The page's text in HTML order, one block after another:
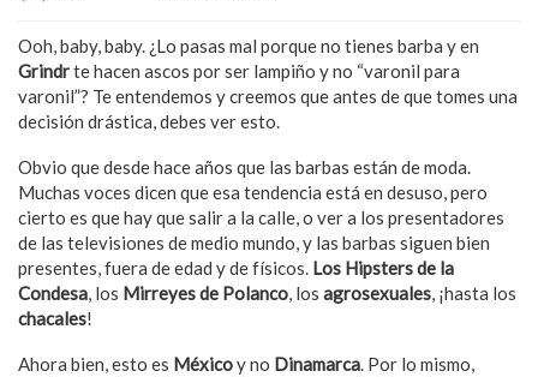
Ooh, baby, baby. ¿Lo pasas mal porque no tienes barba y en
Grindrte hacen ascos por ser lampiño y no “varonil para
varonil”? Te entendemos y creemos que antes de que tomes una
decisión drástica, debes ver esto.
Obvio que desde hace años que las barbas están de moda.
Muchas voces dicen que esa tendencia está en desuso, pero
cierto es que hay que salir a la calle, o ver a los presentadores
de las televisiones de medio mundo, y las barbas siguen bien
presentes, fuera de edad y de físicos. Los Hipsters de la
Condesa, los Mirreyes de Polanco, los agrosexuales, ¡hasta los
chacales!
Ahora bien, esto es Méxicoy no Dinamarca. Por lo mismo,